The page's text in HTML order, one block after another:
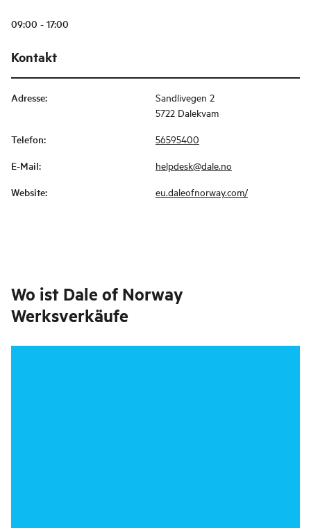
09:00 - 17:00
Kontakt
Adresse:
Sandlivegen 2
5722 Dalekvam
Telefon: 56595400
E-Mail: helpdesk@dale.no
Website: eu.daleofnorway.com/
Wo ist Dale of Norway
Werksverkäufe